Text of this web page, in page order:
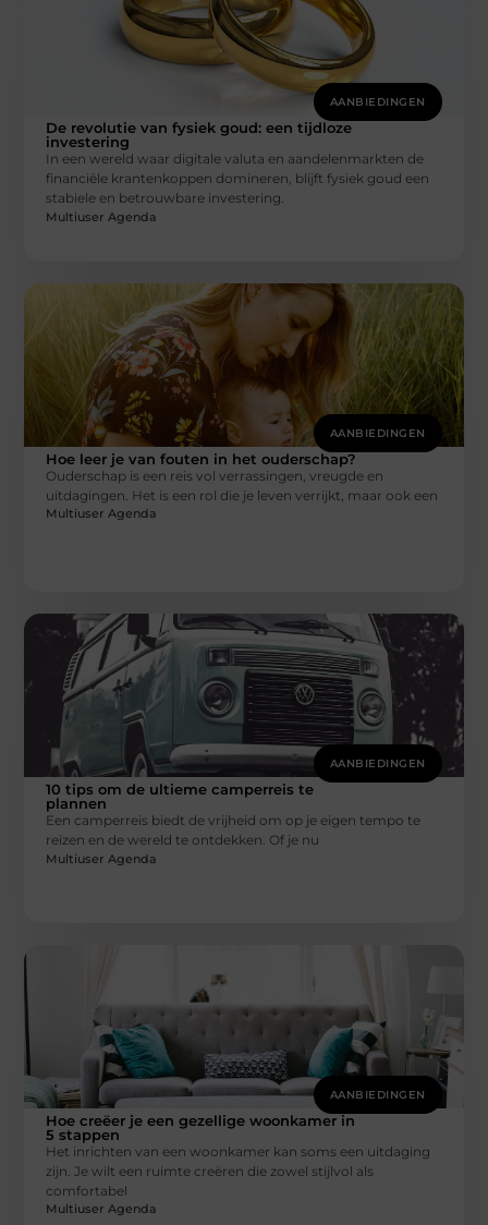
AANBIEDINGEN
De revolutie van fysiek goud: een tijdloze
investering
In een wereld waar digitale valuta en aandelenmarkten de
financiële krantenkoppen domineren, blijft fysiek goud een
stabiele en betrouwbare investering.
Multiuser Agenda
AANBIEDINGEN
Hoe leer je van fouten in het ouderschap?
Ouderschap is een reis vol verrassingen, vreugde en
uitdagingen. Het is een rol die je leven verrijkt, maar ook een
Multiuser Agenda
AANBIEDINGEN
10 tips om de ultieme camperreis te
plannen
Een camperreis biedt de vrijheid om op je eigen tempo te
reizen en de wereld te ontdekken. Of je nu
Multiuser Agenda
AANBIEDINGEN
Hoe creëer je een gezellige woonkamer in
5 stappen
Het inrichten van een woonkamer kan soms een uitdaging
zijn. Je wilt een ruimte creëren die zowel stijlvol als
comfortabel
Multiuser Agenda